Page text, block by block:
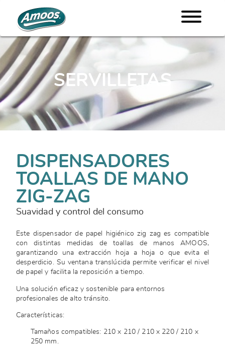
SERVILLETAS
DISPENSADORES
TOALLAS DE MANO
ZIG-ZAG
Suavidad y control del consumo
Este dispensador de papel higiénico zig zag es compatible
con distintas medidas de toallas de manos AMOOS,
garantizando una extracción hoja a hoja o que evita el
desperdicio. Su ventana translúcida permite verificar el nivel
de papel y facilita la reposición a tiempo.
Una solución eficaz y sostenible para entornos
profesionales de alto tránsito.
Características:
Tamaños compatibles: 210 x 210 / 210 x 220 / 210 x
250 mm.